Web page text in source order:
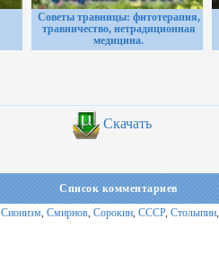
Советы травницы: фитотерапия,
травничество, нетрадиционная
медицина.
Скачать
Список комментариев
Сионизм, Смирнов, Сорокин, СССР, Столыпин,